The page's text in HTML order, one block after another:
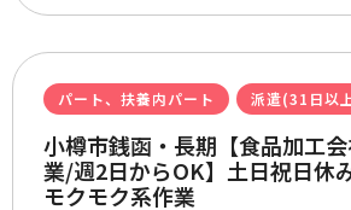
パート、扶養内パート 派遣(31日以
小樽市銭函・長期【食品加工
業/週2日からOK】土日祝日休
モクモク系作業